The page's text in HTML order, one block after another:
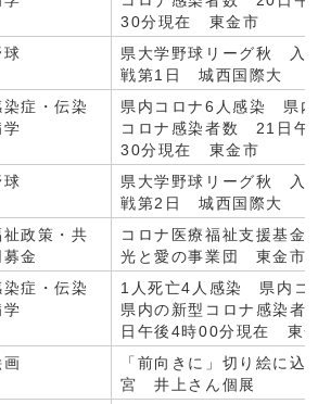
30分現在 東金市
球
県大学野球リーグ秋 入
戦第1日 城西国際大
染症・伝染
学
県内コロナ6人感染 県
コロナ感染者数 21日午
30分現在 東金市
球
県大学野球リーグ秋 入
戦第2日 城西国際大
祉政策・共
募金
コロナ医療福祉支援基
光と愛の事業団 東金
染症・伝染
学
1人死亡4人感染 県内
県内の新型コロナ感染
日午後4時00分現在 東
画
「前向きに」切り絵に
宮 井上さん個展